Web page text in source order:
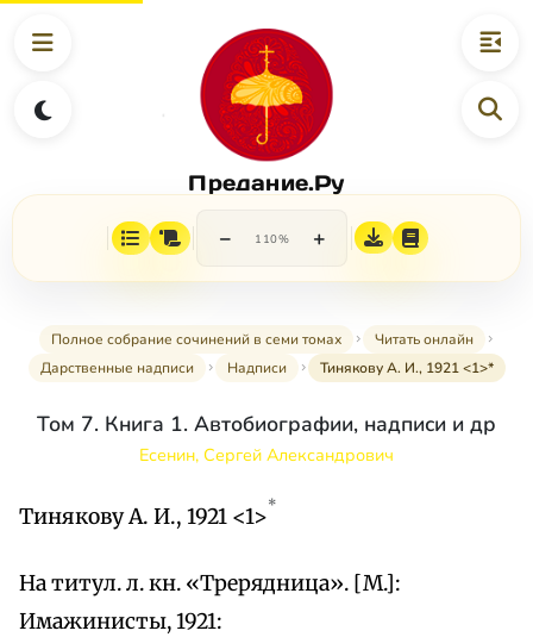
Предание.Ру
− 110% +
Полное собрание сочинений в семи томах
Читать онлайн
Дарственные надписи
Надписи Тинякову А. И., 1921 <1>*
Том 7. Книга 1. Автобиографии, надписи и др
Есенин, Сергей Александрович
Тинякову А. И., 1921 <1>*
На титул. л. кн. «Трерядница». [М.]:
Имажинисты, 1921: